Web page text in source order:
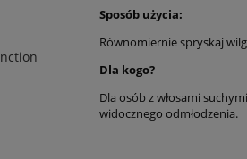
Sposób użycia:
Równomiernie spryskaj
Dla kogo?
Dla osób z włosami
widocznego odmłodzenia.